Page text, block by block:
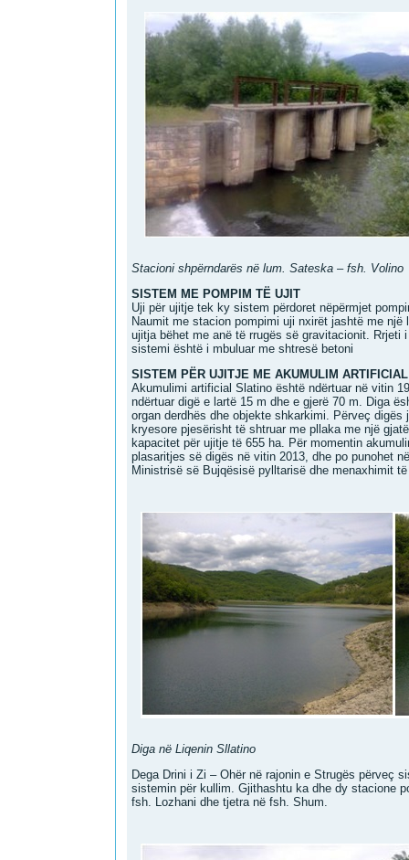
Stacioni shpërndarës në lum. Sateska – fsh. Volino
SISTEM ME POMPIM TË UJIT
Uji për ujitje tek ky sistem përdoret nëpërmjet
Naumit me stacion pompimi uji nxirët jashtë me një
ujitja bëhet me anë të rrugës së gravitacionit. Rrjeti
sistemi është i mbuluar me shtresë betoni
SISTEM PËR UJITJE ME AKUMULIM ARTIFICIAL
Akumulimi artificial Slatino është ndërtuar në vitin
ndërtuar digë e lartë 15 m dhe e gjerë 70 m. Diga
organ derdhës dhe objekte shkarkimi. Përveç digës
kryesore pjesërisht të shtruar me pllaka me një
kapacitet për ujitje të 655 ha. Për momentin
plasaritjes së digës në vitin 2013, dhe po punohet
Ministrisë së Bujqësisë pylltarisë dhe menaxhimit
Diga në Liqenin Sllatino
Dega Drini i Zi – Ohër në rajonin e Strugës përveç
sistemin për kullim. Gjithashtu ka dhe dy stacione
fsh. Lozhani dhe tjetra në fsh. Shum.